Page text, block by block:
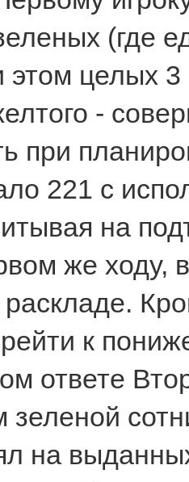
(где
этом целых
-
при
221 с
на
же ходу,
к
ответе
на